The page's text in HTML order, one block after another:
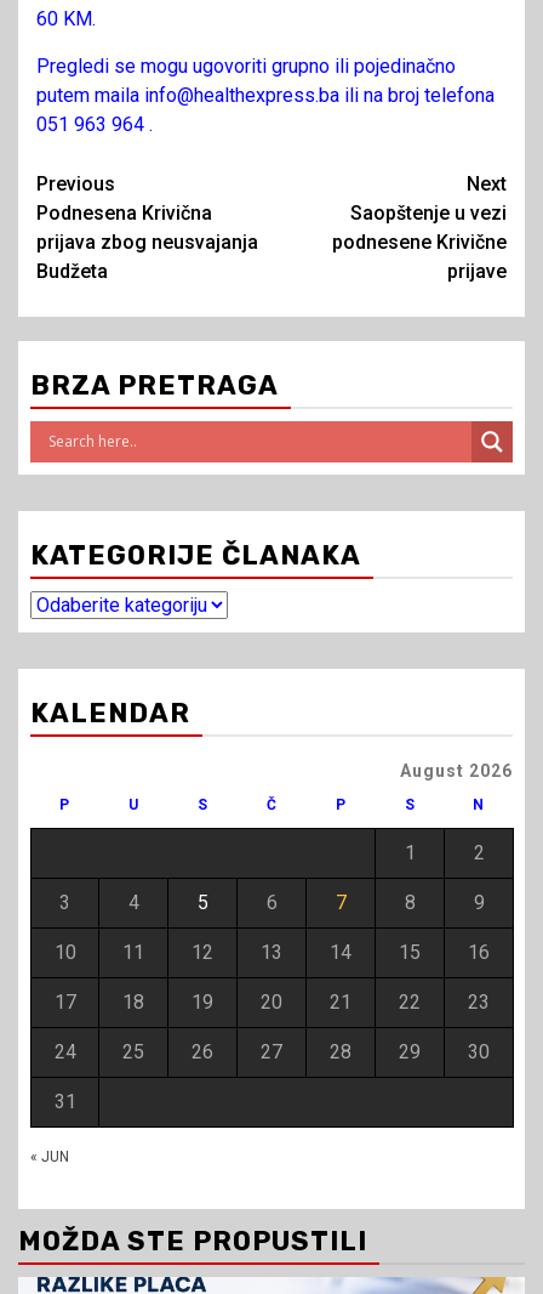
60 KM.
Pregledi se mogu ugovoriti grupno ili pojedinačno
putem maila info@healthexpress.ba ili na broj telefona
051 963 964 .
Continue
Reading
Previous
Podnesena Krivična
prijava zbog neusvajanja
Budžeta
Next
Saopštenje u vezi
podnesene Krivične
prijave
BRZA PRETRAGA
KATEGORIJE ČLANAKA
Kategorije
članaka
KALENDAR
August 2026
P U S Č P S N
« JUN
1 2
3 4 5 6 7 8 9
10 11 12 13 14 15 16
17 18 19 20 21 22 23
24 25 26 27 28 29 30
31
MOŽDA STE PROPUSTILI